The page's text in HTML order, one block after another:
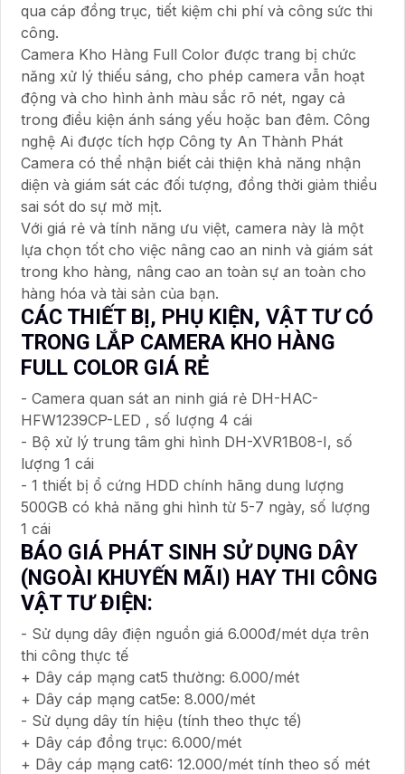
qua cáp đồng trục, tiết kiệm chi phí và công sức thi
công.
Camera Kho Hàng Full Color được trang bị chức
năng xử lý thiếu sáng, cho phép camera vẫn hoạt
động và cho hình ảnh màu sắc rõ nét, ngay cả
trong điều kiện ánh sáng yếu hoặc ban đêm. Công
nghệ Ai được tích hợp Công ty An Thành Phát
Camera có thể nhận biết cải thiện khả năng nhận
diện và giám sát các đối tượng, đồng thời giảm thiểu
sai sót do sự mờ mịt.
Với giá rẻ và tính năng ưu việt, camera này là một
lựa chọn tốt cho việc nâng cao an ninh và giám sát
trong kho hàng, nâng cao an toàn sự an toàn cho
hàng hóa và tài sản của bạn.
CÁC THIẾT BỊ, PHỤ KIỆN, VẬT TƯ CÓ
TRONG LẮP CAMERA KHO HÀNG
FULL COLOR GIÁ RẺ
- Camera quan sát an ninh giá rẻ DH-HAC-
HFW1239CP-LED , số lượng 4 cái
- Bộ xử lý trung tâm ghi hình DH-XVR1B08-I, số
lượng 1 cái
- 1 thiết bị ổ cứng HDD chính hãng dung lượng
500GB có khả năng ghi hình từ 5-7 ngày, số lượng
1 cái
BÁO GIÁ PHÁT SINH SỬ DỤNG DÂY
(NGOÀI KHUYẾN MÃI) HAY THI CÔNG
VẬT TƯ ĐIỆN:
- Sử dụng dây điện nguồn giá 6.000đ/mét dựa trên
thi công thực tế
+ Dây cáp mạng cat5 thường: 6.000/mét
+ Dây cáp mạng cat5e: 8.000/mét
- Sử dụng dây tín hiệu (tính theo thực tế)
+ Dây cáp đồng trục: 6.000/mét
+ Dây cáp mạng cat6: 12.000/mét tính theo số mét